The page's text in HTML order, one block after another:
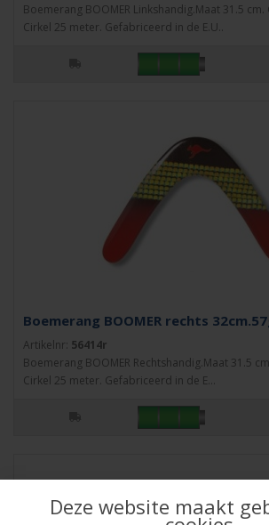
Boemerang BOOMER Linkshandig.Maat 31.5
Cirkel 25 meter. Gefabriceerd in de E.U..
Boemerang BOOMER rechts
Artikelnr: 56414r
Boemerang BOOMER Rechtshandig.Maat 31.5
Cirkel 25 meter. Gefabriceerd in de E...
Deze website maakt